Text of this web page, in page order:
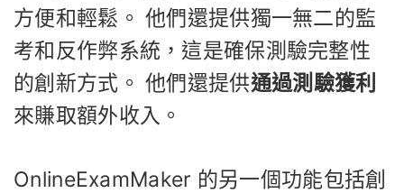
方便和輕鬆。 他們還提供獨一無二的監
考和反作弊系統，這是確保測驗完整性
的創新方式。 他們還提供通過測驗獲利
來賺取額外收入。
OnlineExamMaker 的另一個功能包括創